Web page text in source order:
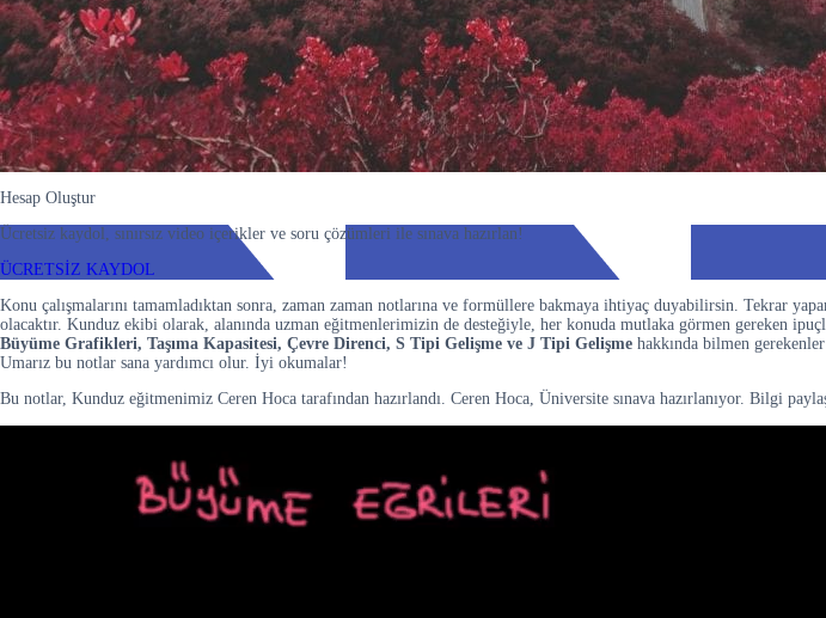
Hesap Oluştur
Ücretsiz kaydol, sınırsız video içerikler ve soru çözümleri ile sınava hazırlan!
ÜCRETSİZ KAYDOL
Konu çalışmalarını tamamladıktan sonra, zaman zaman notlarına ve formüllere bakmaya ihtiyaç duyabilirsin. Tekrar
olacaktır. Kunduz ekibi olarak, alanında uzman eğitmenlerimizin de desteğiyle, her konuda mutlaka görmen gereken
Büyüme Grafikleri, Taşıma Kapasitesi, Çevre Direnci, S Tipi Gelişme ve J Tipi Gelişme hakkında bilmen
Umarız bu notlar sana yardımcı olur. İyi okumalar!
Bu notlar, Kunduz eğitmenimiz Ceren Hoca tarafından hazırlandı. Ceren Hoca, Üniversite sınava hazırlanıyor. Bilgi